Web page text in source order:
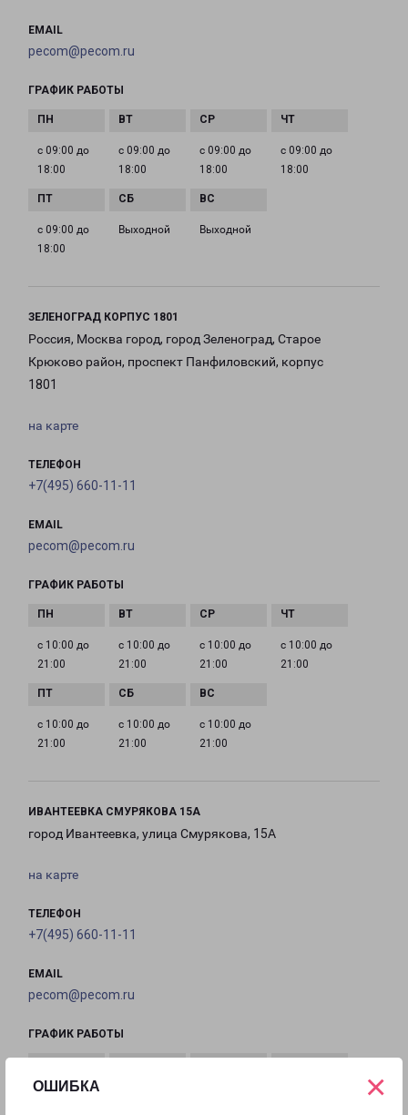
ОШИБКА ×
EMAIL
pecom@pecom.ru
ГРАФИК РАБОТЫ
с 09:00 до
18:00
с 09:00 до
18:00
с 09:00 до
18:00
с 09:00 до
18:00
с 09:00 до
18:00
Выходной Выходной
ЗЕЛЕНОГРАД КОРПУС 1801
Россия, Москва город, город Зеленоград, Старое
Крюково район, проспект Панфиловский, корпус
1801
на карте
ТЕЛЕФОН
+7(495) 660-11-11
EMAIL
pecom@pecom.ru
ГРАФИК РАБОТЫ
с 10:00 до
21:00
с 10:00 до
21:00
с 10:00 до
21:00
с 10:00 до
21:00
с 10:00 до
21:00
с 10:00 до
21:00
с 10:00 до
21:00
ИВАНТЕЕВКА СМУРЯКОВА 15А
город Ивантеевка, улица Смурякова, 15А
на карте
ТЕЛЕФОН
+7(495) 660-11-11
EMAIL
pecom@pecom.ru
ГРАФИК РАБОТЫ
с 10:00 до